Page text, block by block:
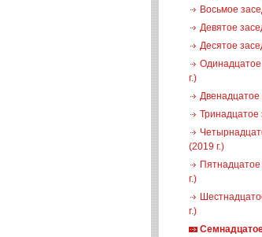
Восьмое
Девятое
Десятое
г.)
Двенадцатое
Тринадцатое
(2019 г.)
г.)
г.)